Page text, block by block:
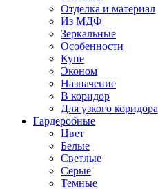
Отделка и материал
Из МДФ
Зеркальные
Особенности
Купе
Эконом
Назначение
В коридор
Для узкого коридора
Гардеробные
Цвет
Белые
Светлые
Серые
Темные